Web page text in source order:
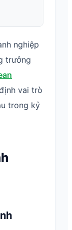
nghiệp
trưởng
vai trò
trong kỷ